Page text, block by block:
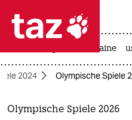
 taz
taz zahl
themen
krieg in der ukraine
2024 Olympische Spiele
Olympische Spiele 2026